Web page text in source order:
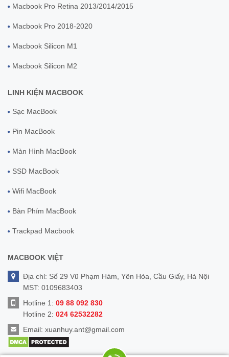
Macbook Pro Retina 2013/2014/2015
Macbook Pro 2018-2020
Macbook Silicon M1
Macbook Silicon M2
LINH KIỆN MACBOOK
Sạc MacBook
Pin MacBook
Màn Hình MacBook
SSD MacBook
Wifi MacBook
Bàn Phím MacBook
Trackpad Macbook
MACBOOK VIỆT
Địa chỉ: Số 29 Vũ Phạm Hàm, Yên Hòa, Cầu Giấy, Hà Nội
MST: 0109683403
Hotline 1: 09 88 092 830
Hotline 2: 024 62532282
Email: xuanhuy.ant@gmail.com